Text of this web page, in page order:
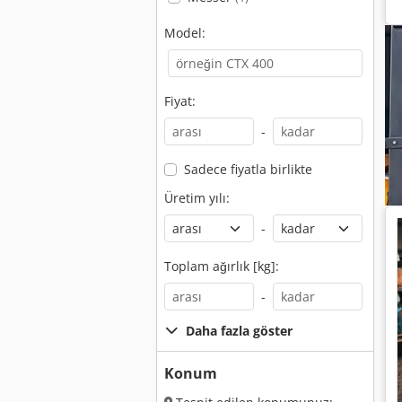
Model:
Fiyat:
-
Sadece fiyatla birlikte
Üretim yılı:
-
Toplam ağırlık [kg]:
-
Daha fazla göster
Konum